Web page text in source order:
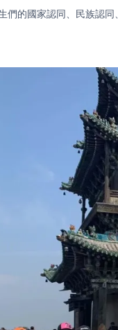
們的國家認同、民族認同